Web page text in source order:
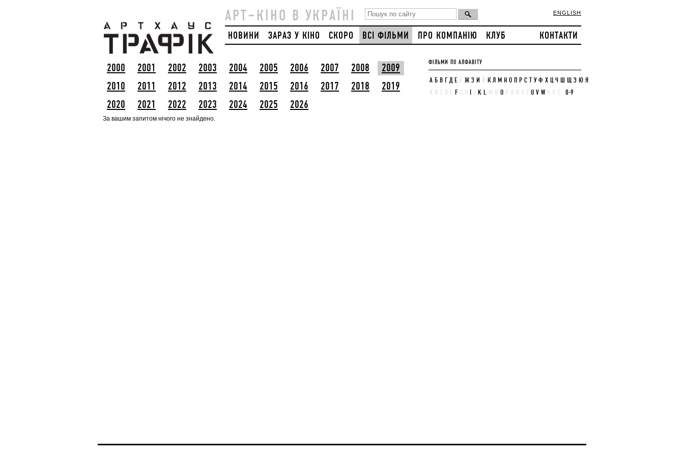
АРТ–КІНО В УКРАЇНІ ENGLISH
НОВИНИ ЗАРАЗ У КІНО СКОРО ВСІ ФІЛЬМИ ПРО КОМПАНІЮ КЛУБ КОНТАКТИ
2000 2001 2002 2003 2004 2005 2006 2007 2008
2009
2010
2011 2012 2013 2014 2015 2016 2017 2018
2019
2020
2021 2022 2023 2024 2025 2026
ФІЛЬМИ ПО АЛФАВІТУ
А Б В Г Д Е Ё Ж З И Й К Л М Н О П Р С Т У Ф Х Ц Ч Ш Щ Э Ю Я
A B C D E F G H J K L M N O P Q R S T U V W X Y Z 0-9
За вашим запитом нічого не знайдено.